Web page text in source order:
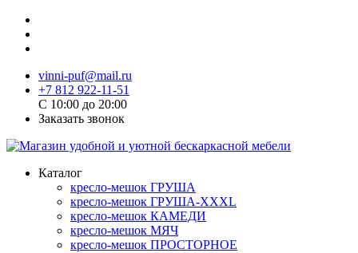
vinni-puf@mail.ru
+7 812 922-11-51
C 10:00 до 20:00
Заказать звонок
Каталог
кресло-мешок ГРУША
кресло-мешок ГРУША-XXXL
кресло-мешок КАМЕДИ
кресло-мешок МЯЧ
кресло-мешок ПРОСТОРНОЕ